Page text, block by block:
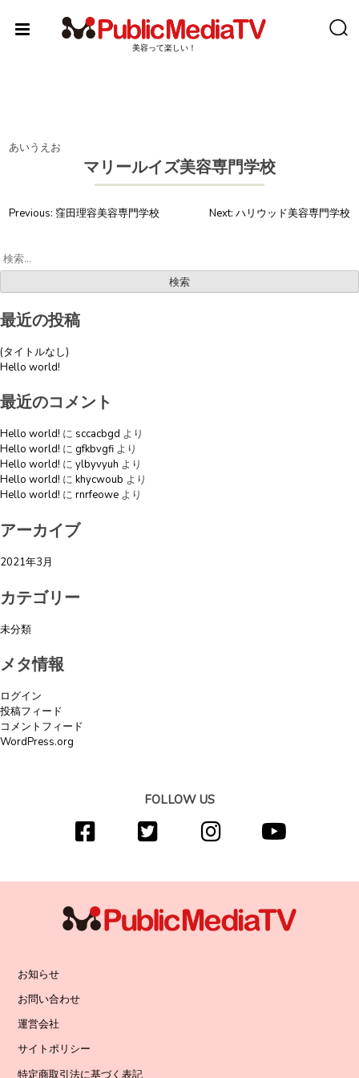
content
美容って楽しい！
あいうえお
マリールイズ美容専門学校
投
ナ
ビ
ゲ
ー
シ
ン
Previous: 窪田理容美容専門学校 Next: ハリウッド美容専門学校
検
索:
最近の投稿
(タイトルなし)
Hello world!
最近のコメント
Hello world! に sccacbgd より
Hello world! に gfkbvgfi より
Hello world! に ylbyvyuh より
Hello world! に khycwoub より
Hello world! に rnrfeowe より
アーカイブ
2021年3月
カテゴリー
未分類
メタ情報
ログイン
投稿フィード
コメントフィード
WordPress.org
FOLLOW US
お知らせ
お問い合わせ
運営会社
サイトポリシー
特定商取引法に基づく表記